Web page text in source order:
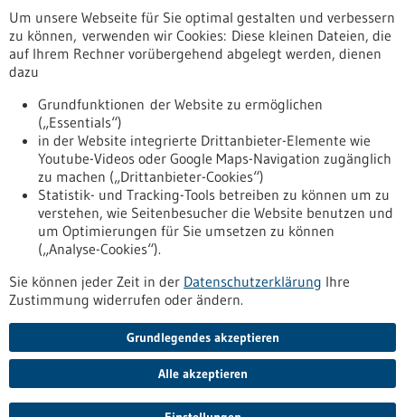
Erscheinungsdatum
Nach oben
Informiert bleiben
Newsletter abonnieren
Um unsere Webseite für Sie optimal gestalten und verbessern
zu können, verwenden wir Cookies: Diese kleinen Dateien, die
auf Ihrem Rechner vorübergehend abgelegt werden, dienen
dazu
Grundfunktionen der Website zu ermöglichen
(„Essentials“)
in der Website integrierte Drittanbieter-Elemente wie
Youtube-Videos oder Google Maps-Navigation zugänglich
zu machen („Drittanbieter-Cookies“)
Statistik- und Tracking-Tools betreiben zu können um zu
verstehen, wie Seitenbesucher die Website benutzen und
um Optimierungen für Sie umsetzen zu können
(„Analyse-Cookies“).
Sie können jeder Zeit in der Datenschutzerklärung Ihre
Zustimmung widerrufen oder ändern.
Grundlegendes akzeptieren
Alle akzeptieren